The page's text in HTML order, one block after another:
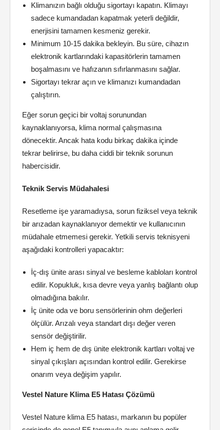
Klimanızın bağlı olduğu sigortayı kapatın. Klimayı
sadece kumandadan kapatmak yeterli değildir,
enerjisini tamamen kesmeniz gerekir.
Minimum 10-15 dakika bekleyin. Bu süre, cihazın
elektronik kartlarındaki kapasitörlerin tamamen
boşalmasını ve hafızanın sıfırlanmasını sağlar.
Sigortayı tekrar açın ve klimanızı kumandadan
çalıştırın.
Eğer sorun geçici bir voltaj sorunundan
kaynaklanıyorsa, klima normal çalışmasına
dönecektir. Ancak hata kodu birkaç dakika içinde
tekrar belirirse, bu daha ciddi bir teknik sorunun
habercisidir.
Teknik Servis Müdahalesi
Resetleme işe yaramadıysa, sorun fiziksel veya teknik
bir arızadan kaynaklanıyor demektir ve kullanıcının
müdahale etmemesi gerekir. Yetkili servis teknisyeni
aşağıdaki kontrolleri yapacaktır:
İç-dış ünite arası sinyal ve besleme kabloları kontrol
edilir. Kopukluk, kısa devre veya yanlış bağlantı olup
olmadığına bakılır.
İç ünite oda ve boru sensörlerinin ohm değerleri
ölçülür. Arızalı veya standart dışı değer veren
sensör değiştirilir.
Hem iç hem de dış ünite elektronik kartları voltaj ve
sinyal çıkışları açısından kontrol edilir. Gerekirse
onarım veya değişim yapılır.
Vestel Nature Klima E5 Hatası Çözümü
Vestel Nature klima E5 hatası, markanın bu popüler